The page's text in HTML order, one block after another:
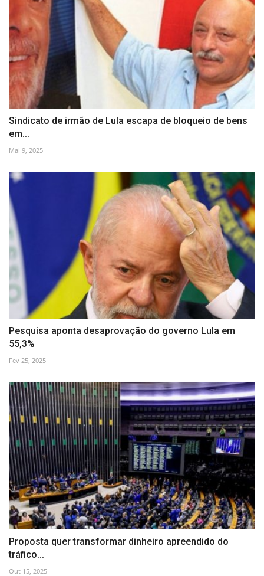
Sindicato de irmão de Lula escapa de bloqueio de bens
em...
Mai 9, 2025
Pesquisa aponta desaprovação do governo Lula em
55,3%
Fev 25, 2025
Proposta quer transformar dinheiro apreendido do
tráfico...
Out 15, 2025